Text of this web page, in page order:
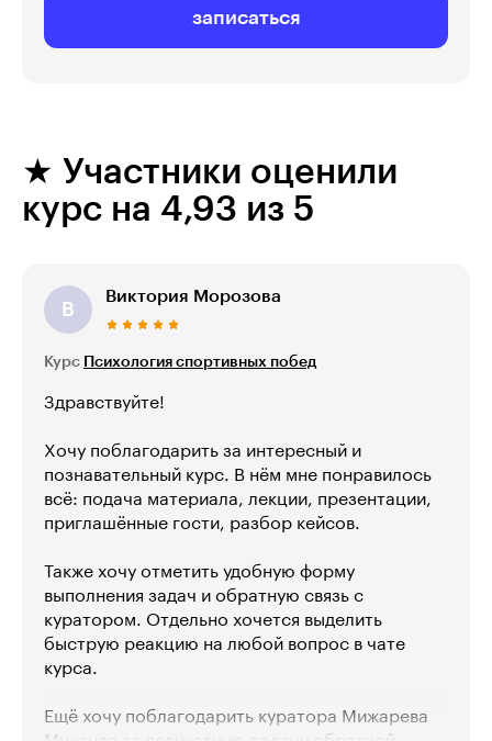
записаться
★ Участники оценили
курс на 4,93 из 5
В
Виктория Морозова
Курс Психология спортивных побед
Здравствуйте!
Хочу поблагодарить за интересный и
познавательный курс. В нём мне понравилось
всё: подача материала, лекции, презентации,
приглашённые гости, разбор кейсов.
Также хочу отметить удобную форму
выполнения задач и обратную связь с
куратором. Отдельно хочется выделить
быструю реакцию на любой вопрос в чате
курса.
Ещё хочу поблагодарить куратора Мижарева